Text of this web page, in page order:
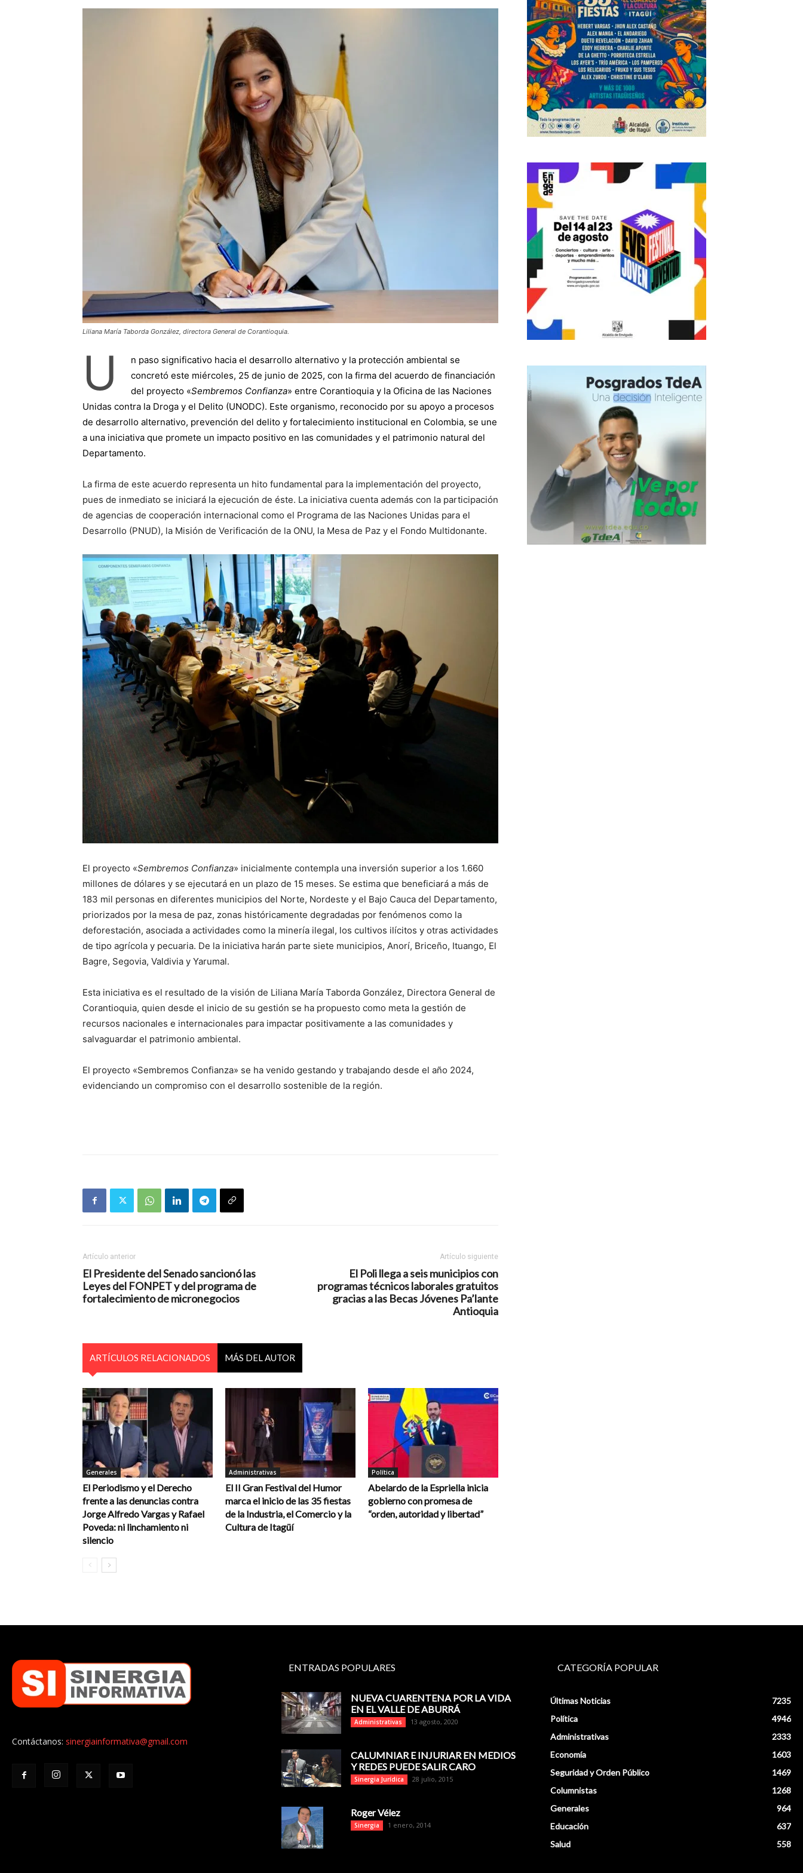
Liliana María Taborda González, directora General de Corantioquia.
U
n paso significativo hacia el desarrollo alternativo y la protección ambiental se
concretó este miércoles, 25 de junio de 2025, con la firma del acuerdo de financiación
del proyecto «Sembremos Confianza» entre Corantioquia y la Oficina de las Naciones
Unidas contra la Droga y el Delito (UNODC). Este organismo, reconocido por su apoyo a procesos
de desarrollo alternativo, prevención del delito y fortalecimiento institucional en Colombia, se une
a una iniciativa que promete un impacto positivo en las comunidades y el patrimonio natural del
Departamento.
La firma de este acuerdo representa un hito fundamental para la implementación del proyecto,
pues de inmediato se iniciará la ejecución de éste. La iniciativa cuenta además con la participación
de agencias de cooperación internacional como el Programa de las Naciones Unidas para el
Desarrollo (PNUD), la Misión de Verificación de la ONU, la Mesa de Paz y el Fondo Multidonante.
El proyecto «Sembremos Confianza» inicialmente contempla una inversión superior a los 1.660
millones de dólares y se ejecutará en un plazo de 15 meses. Se estima que beneficiará a más de
183 mil personas en diferentes municipios del Norte, Nordeste y el Bajo Cauca del Departamento,
priorizados por la mesa de paz, zonas históricamente degradadas por fenómenos como la
deforestación, asociada a actividades como la minería ilegal, los cultivos ilícitos y otras actividades
de tipo agrícola y pecuaria. De la iniciativa harán parte siete municipios, Anorí, Briceño, Ituango, El
Bagre, Segovia, Valdivia y Yarumal.
Esta iniciativa es el resultado de la visión de Liliana María Taborda González, Directora General de
Corantioquia, quien desde el inicio de su gestión se ha propuesto como meta la gestión de
recursos nacionales e internacionales para impactar positivamente a las comunidades y
salvaguardar el patrimonio ambiental.
El proyecto «Sembremos Confianza» se ha venido gestando y trabajando desde el año 2024,
evidenciando un compromiso con el desarrollo sostenible de la región.
Artículo anterior
El Presidente del Senado sancionó las
Leyes del FONPET y del programa de
fortalecimiento de micronegocios
Artículo siguiente
El Poli llega a seis municipios con
programas técnicos laborales gratuitos
gracias a las Becas Jóvenes Pa’lante
Antioquia
ARTÍCULOS RELACIONADOS MÁS DEL AUTOR
Generales
El Periodismo y el Derecho
frente a las denuncias contra
Jorge Alfredo Vargas y Rafael
Poveda: ni linchamiento ni
silencio
Administrativas
El II Gran Festival del Humor
marca el inicio de las 35 fiestas
de la Industria, el Comercio y la
Cultura de Itagüí
Política
Abelardo de la Espriella inicia
gobierno con promesa de
“orden, autoridad y libertad”
Contáctanos: sinergiainformativa@gmail.com
ENTRADAS POPULARES
NUEVA CUARENTENA POR LA VIDA
EN EL VALLE DE ABURRÁ
Administrativas 13 agosto, 2020
CALUMNIAR E INJURIAR EN MEDIOS
Y REDES PUEDE SALIR CARO
Sinergia Jurídica 28 julio, 2015
Roger Vélez
Sinergia 1 enero, 2014
CATEGORÍA POPULAR
Últimas Noticias
7235
Política
4946
Administrativas
2333
Economía
1603
Seguridad y Orden Público
1469
Columnistas
1268
Generales
964
Educación
637
Salud
558